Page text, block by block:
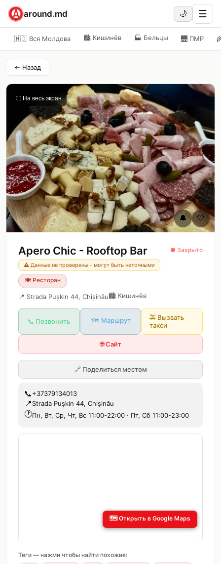
around.md 🌙 ☰
🇲🇩 Вся Молдова 🏙️ Кишинёв 🏭 Бельцы 🌉 ПМР
← Назад
⛶ На весь экран
🔔 🤍
Apero Chic - Rooftop Bar
⚠️ Данные не проверены - могут быть неточными
🍽️ Ресторан
📍 Strada Pușkin 44, Chișinău🏙️ Кишинёв
● Закрыто
📞 Позвонить 🗺️ Маршрут 🚕 Вызвать
такси
🌐 Сайт
🔗 Поделиться местом
📞+37379134013
📍Strada Pușkin 44, Chișinău
🕐Пн, Вт, Ср, Чт, Вс 11:00-22:00 · Пт, Сб 11:00-23:00
🗺️Открыть в Google Maps
Теги — нажми чтобы найти похожие: